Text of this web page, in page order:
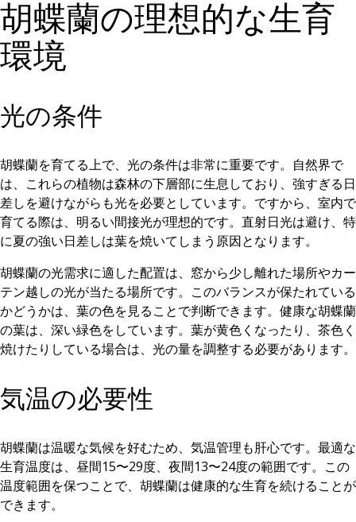
胡蝶蘭の理想的な生育
環境
光の条件
胡蝶蘭を育てる上で、光の条件は非常に重要です。自然界で
は、これらの植物は森林の下層部に生息しており、強すぎる日
差しを避けながらも光を必要としています。ですから、室内で
育てる際は、明るい間接光が理想的です。直射日光は避け、特
に夏の強い日差しは葉を焼いてしまう原因となります。
胡蝶蘭の光需求に適した配置は、窓から少し離れた場所やカー
テン越しの光が当たる場所です。このバランスが保たれている
かどうかは、葉の色を見ることで判断できます。健康な胡蝶蘭
の葉は、深い緑色をしています。葉が黄色くなったり、茶色く
焼けたりしている場合は、光の量を調整する必要があります。
気温の必要性
胡蝶蘭は温暖な気候を好むため、気温管理も肝心です。最適な
生育温度は、昼間15〜29度、夜間13〜24度の範囲です。この
温度範囲を保つことで、胡蝶蘭は健康的な生育を続けることが
できます。